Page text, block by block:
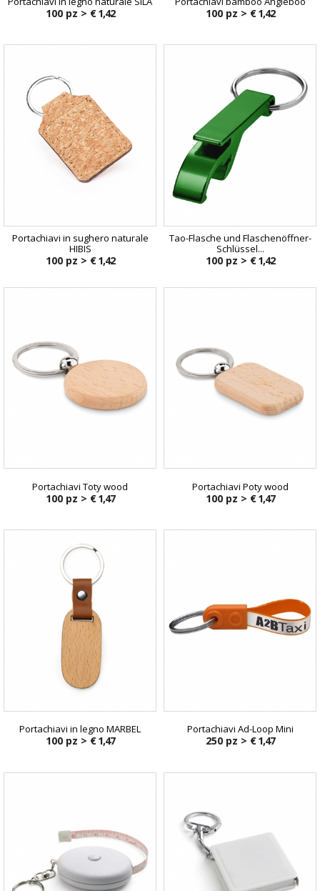
100 pz > € 1,42 100 pz > € 1,42
Portachiavi in sughero naturale
HIBIS
100 pz > € 1,42
Tao-Flasche und Flaschenöffner-
Schlüssel...
100 pz > € 1,42
Portachiavi Toty wood
100 pz > € 1,47
Portachiavi Poty wood
100 pz > € 1,47
Portachiavi in legno MARBEL
100 pz > € 1,47
Portachiavi Ad-Loop Mini
250 pz > € 1,47